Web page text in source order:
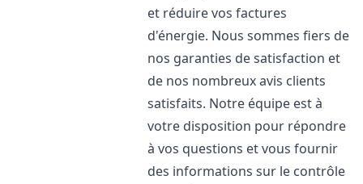
et réduire vos factures
d'énergie. Nous sommes fiers de
nos garanties de satisfaction et
de nos nombreux avis clients
satisfaits. Notre équipe est à
votre disposition pour répondre
à vos questions et vous fournir
des informations sur le contrôle